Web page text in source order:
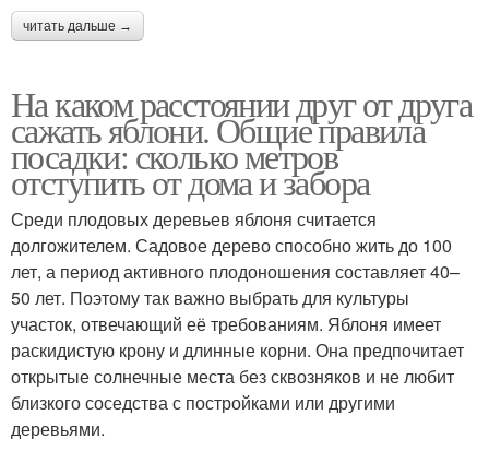
читать дальше →
На каком расстоянии друг от друга
сажать яблони. Общие правила
посадки: сколько метров
отступить от дома и забора
Среди плодовых деревьев яблоня считается
долгожителем. Садовое дерево способно жить до 100
лет, а период активного плодоношения составляет 40–
50 лет. Поэтому так важно выбрать для культуры
участок, отвечающий её требованиям. Яблоня имеет
раскидистую крону и длинные корни. Она предпочитает
открытые солнечные места без сквозняков и не любит
близкого соседства с постройками или другими
деревьями.